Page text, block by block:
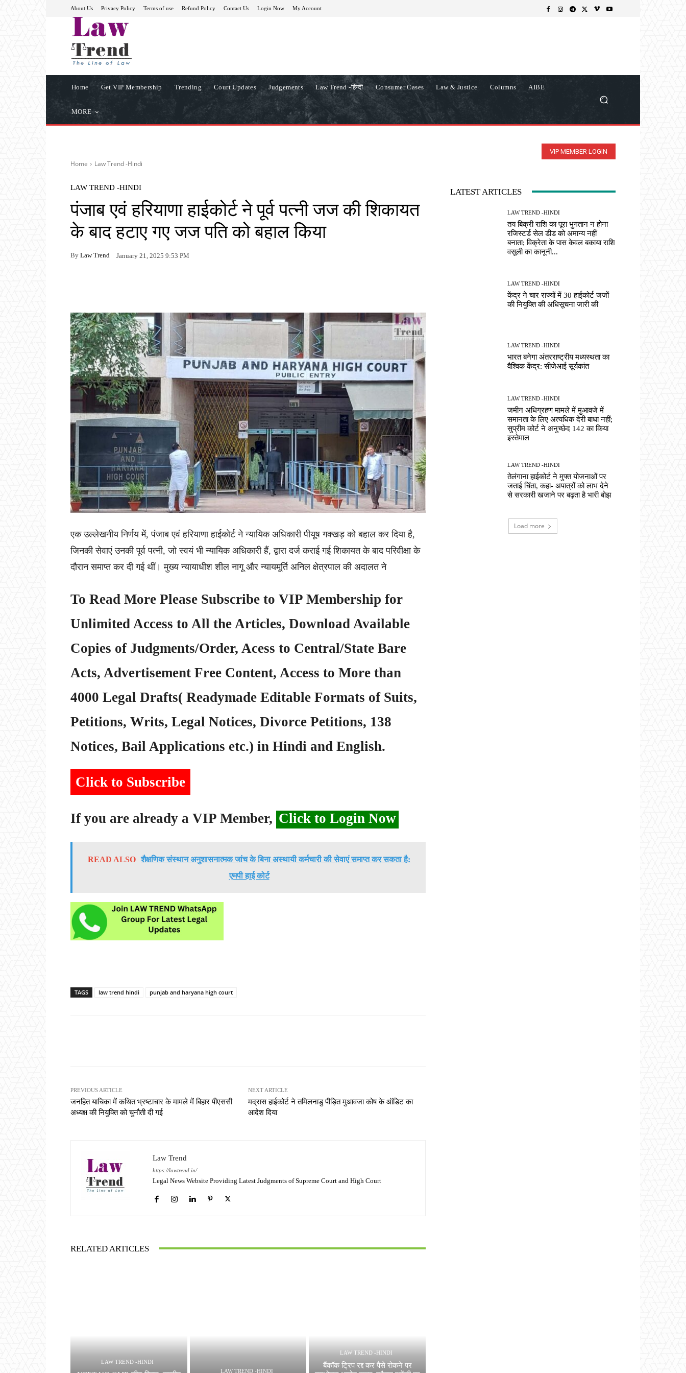
About Us Privacy Policy Terms of use Refund Policy Contact Us Login Now My Account
Home Get VIP Membership Trending Court Updates Judgements Law Trend -हिन्दी Consumer Cases Law & Justice Columns AIBE
MORE
VIP MEMBER LOGIN
Home Law Trend -Hindi
LAW TREND -HINDI
पंजाब एवं हरियाणा हाईकोर्ट ने पूर्व पत्नी जज की शिकायत
के बाद हटाए गए जज पति को बहाल किया
By Law Trend January 21, 2025 9:53 PM
एक उल्लेखनीय निर्णय में, पंजाब एवं हरियाणा हाईकोर्ट ने न्यायिक अधिकारी पीयूष गक्खड़ को बहाल कर दिया है,
जिनकी सेवाएं उनकी पूर्व पत्नी, जो स्वयं भी न्यायिक अधिकारी हैं, द्वारा दर्ज कराई गई शिकायत के बाद परिवीक्षा के
दौरान समाप्त कर दी गई थीं। मुख्य न्यायाधीश शील नागू और न्यायमूर्ति अनिल क्षेत्रपाल की अदालत ने
To Read More Please Subscribe to VIP Membership for
Unlimited Access to All the Articles, Download Available
Copies of Judgments/Order, Acess to Central/State Bare
Acts, Advertisement Free Content, Access to More than
4000 Legal Drafts( Readymade Editable Formats of Suits,
Petitions, Writs, Legal Notices, Divorce Petitions, 138
Notices, Bail Applications etc.) in Hindi and English.
Click to Subscribe
If you are already a VIP Member, Click to Login Now
READ ALSO शैक्षणिक संस्थान अनुशासनात्मक जांच के बिना अस्थायी कर्मचारी की सेवाएं समाप्त कर सकता है:
एमपी हाई कोर्ट
TAGS law trend hindi punjab and haryana high court
PREVIOUS ARTICLE
जनहित याचिका में कथित भ्रष्टाचार के मामले में बिहार पीएससी
अध्यक्ष की नियुक्ति को चुनौती दी गई
NEXT ARTICLE
मद्रास हाईकोर्ट ने तमिलनाडु पीड़ित मुआवजा कोष के ऑडिट का
आदेश दिया
Law Trend
https://lawtrend.in/
Legal News Website Providing Latest Judgments of Supreme Court and High Court
RELATED ARTICLES
LAW TREND -HINDI
LAW TREND -HINDI
LAW TREND -HINDI
बैंकॉक ट्रिप रद्द कर पैसे रोकने पर
LATEST ARTICLES
LAW TREND -HINDI
तय बिक्री राशि का पूरा भुगतान न होना
रजिस्टर्ड सेल डीड को अमान्य नहीं
बनाता; विक्रेता के पास केवल बकाया राशि
वसूली का कानूनी...
LAW TREND -HINDI
केंद्र ने चार राज्यों में 30 हाईकोर्ट जजों
की नियुक्ति की अधिसूचना जारी की
LAW TREND -HINDI
भारत बनेगा अंतरराष्ट्रीय मध्यस्थता का
वैश्विक केंद्र: सीजेआई सूर्यकांत
LAW TREND -HINDI
जमीन अधिग्रहण मामले में मुआवजे में
समानता के लिए अत्यधिक देरी बाधा नहीं;
सुप्रीम कोर्ट ने अनुच्छेद 142 का किया
इस्तेमाल
LAW TREND -HINDI
तेलंगाना हाईकोर्ट ने मुफ्त योजनाओं पर
जताई चिंता, कहा- अपात्रों को लाभ देने
से सरकारी खजाने पर बढ़ता है भारी बोझ
Load more